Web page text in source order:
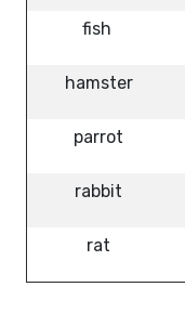
fish
hamster
parrot
rabbit
rat